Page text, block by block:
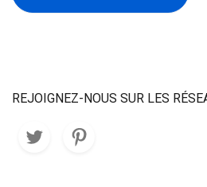
REJOIGNEZ-NOUS SUR LES